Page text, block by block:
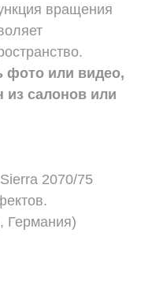
вращения
фото или видео,
салонов или
2070/75
Германия)